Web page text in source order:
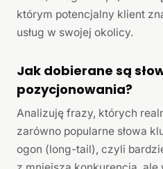
którym potencjalny klient
usług w swojej okolicy.
Jak dobierane są
pozycjonowania?
Analizuję frazy, których
zarówno popularne słowa
ogon (long-tail), czyli